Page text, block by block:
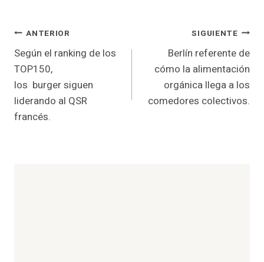
Navegación
de
entradas
ANTERIOR
Según el ranking de los
TOP150,
los burger siguen
liderando al QSR
francés.
SIGUIENTE
Berlín referente de
cómo la alimentación
orgánica llega a los
comedores colectivos.